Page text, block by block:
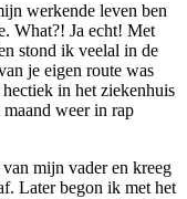
werkende leven ben
What?! Ja echt! Met
stond ik veelal in de
je eigen route was
in het ziekenhuis
weer in rap
mijn vader en kreeg
Later begon ik met het